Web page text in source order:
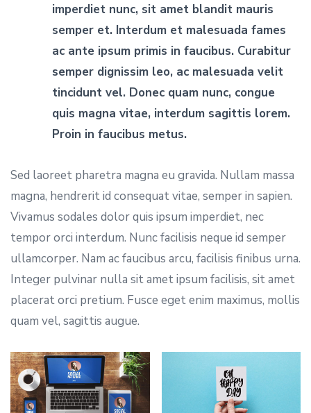
imperdiet nunc, sit amet blandit mauris
semper et. Interdum et malesuada fames
ac ante ipsum primis in faucibus. Curabitur
semper dignissim leo, ac malesuada velit
tincidunt vel. Donec quam nunc, congue
quis magna vitae, interdum sagittis lorem.
Proin in faucibus metus.
Sed laoreet pharetra magna eu gravida. Nullam massa
magna, hendrerit id consequat vitae, semper in sapien.
Vivamus sodales dolor quis ipsum imperdiet, nec
tempor orci interdum. Nunc facilisis neque id semper
ullamcorper. Nam ac faucibus arcu, facilisis finibus urna.
Integer pulvinar nulla sit amet ipsum facilisis, sit amet
placerat orci pretium. Fusce eget enim maximus, mollis
quam vel, sagittis augue.